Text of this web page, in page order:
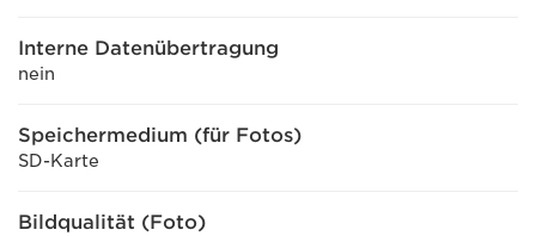
Interne Datenübertragung
nein
Speichermedium (für Fotos)
SD-Karte
Bildqualität (Foto)